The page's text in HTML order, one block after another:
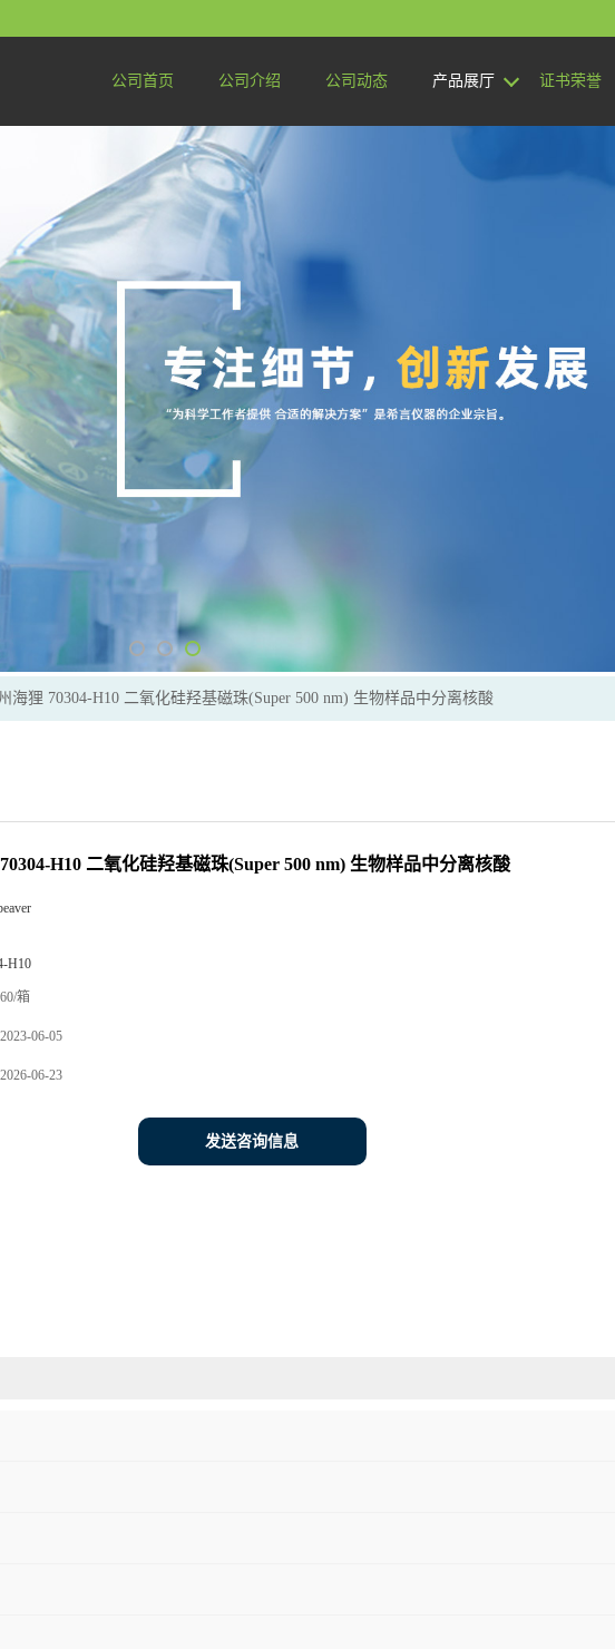
公司首页 公司介绍 公司动态 产品展厅 证书荣誉
海狸 70304-H10 二氧化硅羟基磁珠(Super 500 nm) 生物样品中分离核酸
H10 二氧化硅羟基磁珠(Super 500 nm) 生物样品中分离核酸
H10
箱
2023-06-05
2026-06-23
发送咨询信息